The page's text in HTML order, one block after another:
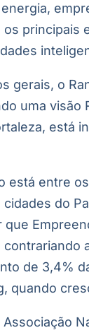
principais
gerais, o
uma visão
está
está entre
do
que
de 3,4%
quando